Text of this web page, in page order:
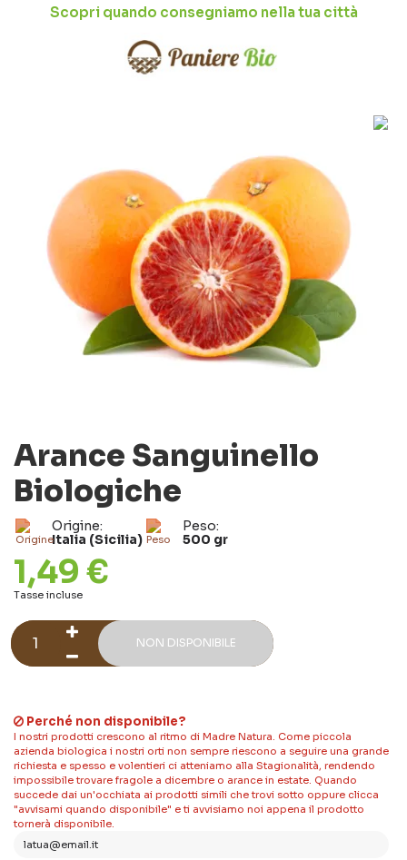
Scopri quando consegniamo nella tua città
Arance Sanguinello
Biologiche
Origine:
Italia (Sicilia)
Peso:
500 gr
1,49 €
Tasse incluse
NON DISPONIBILE
Perché non disponibile?
I nostri prodotti crescono al ritmo di Madre Natura. Come piccola
azienda biologica i nostri orti non sempre riescono a seguire una grande
richiesta e spesso e volentieri ci atteniamo alla Stagionalità, rendendo
impossibile trovare fragole a dicembre o arance in estate. Quando
succede dai un'occhiata ai prodotti simili che trovi sotto oppure clicca
"avvisami quando disponibile" e ti avvisiamo noi appena il prodotto
tornerà disponibile.